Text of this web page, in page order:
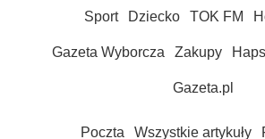
Sport Dziecko TOK FM
Gazeta Wyborcza Zakupy Haps
Gazeta.pl
Poczta Wszystkie artykuły